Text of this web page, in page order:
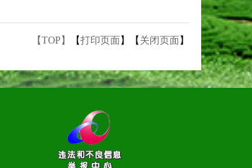
【TOP】 【打印页面 】【 关闭页面 】